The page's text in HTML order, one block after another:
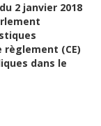
2 janvier 2018
règlement (CE)
dans le